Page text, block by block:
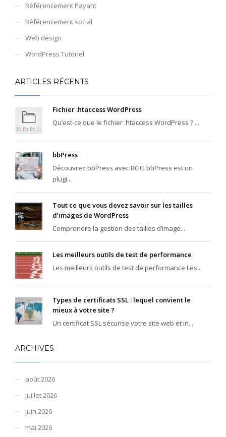
Référencement Payant
Référencement social
Web design
WordPress Tutoriel
ARTICLES RÉCENTS
Fichier .htaccess WordPress
Qu’est-ce que le fichier .htaccess WordPress ? ...
bbPress
Découvrez bbPress avec RGG bbPress est un
plugi...
Tout ce que vous devez savoir sur les tailles
d’images de WordPress
Comprendre la gestion des tailles d’image...
Les meilleurs outils de test de performance
Les meilleurs outils de test de performance Les...
Types de certificats SSL : lequel convient le
mieux à votre site ?
Un certificat SSL sécurise votre site web et in...
ARCHIVES
août 2026
juillet 2026
juin 2026
mai 2026